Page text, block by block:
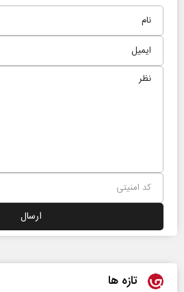
تازه ها